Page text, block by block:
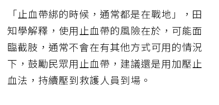
「止血帶綁的時候，通常都是在戰地」，田
知學解釋，使用止血帶的風險在於，可能面
臨截肢，通常不會在有其他方式可用的情況
下，鼓勵民眾用止血帶，建議還是用加壓止
血法，持續壓到救護人員到場。